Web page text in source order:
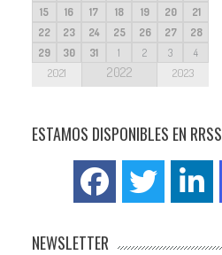
15
16 17 18 19 20
21
22
23 24 25 26 27
28
29
30 31 1 2 3 4
2021 2022 2023
ESTAMOS DISPONIBLES EN RRSS
NEWSLETTER